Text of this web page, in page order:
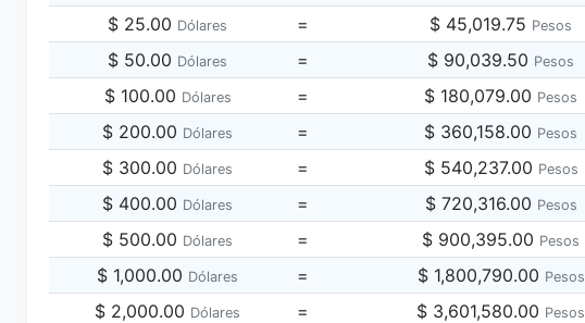
$ 25.00 Dólares = $ 45,019.75 Pesos
$ 50.00 Dólares = $ 90,039.50 Pesos
$ 100.00 Dólares = $ 180,079.00 Pesos
$ 200.00 Dólares = $ 360,158.00 Pesos
$ 300.00 Dólares = $ 540,237.00 Pesos
$ 400.00 Dólares = $ 720,316.00 Pesos
$ 500.00 Dólares = $ 900,395.00 Pesos
$ 1,000.00 Dólares = $ 1,800,790.00 Pesos
$ 2,000.00 Dólares = $ 3,601,580.00 Pesos